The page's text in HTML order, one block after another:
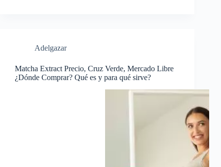
Adelgazar
Matcha Extract Precio, Cruz Verde, Mercado Libre
¿Dónde Comprar? Qué es y para qué sirve?